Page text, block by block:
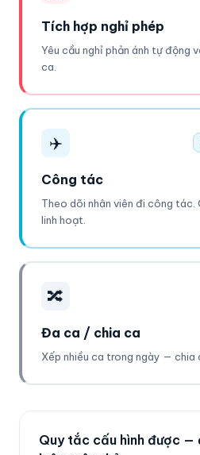
Tích hợp nghỉ phép
Yêu cầu nghỉ phản ánh tự động
ca.
✈️
Công tác
Theo dõi nhân viên đi công tác.
linh hoạt.
🔀
Đa ca / chia ca
Xếp nhiều ca trong ngày — chia
Quy tắc cấu hình được —